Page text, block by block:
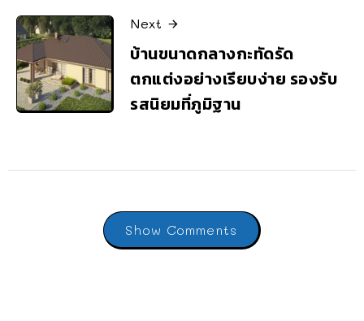
Next
บ้านขนาดกลางกะทัดรัด
ตกแต่งอย่างเรียบง่าย รองรับ
รสนิยมที่ภูมิฐาน
Show Comments